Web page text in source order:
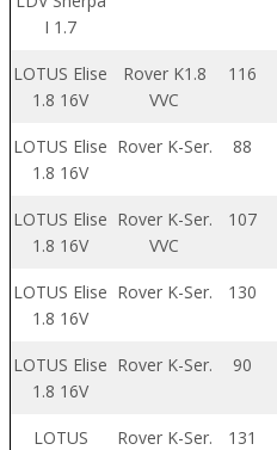
I 1.7
LOTUS Elise
1.8 16V
Rover K1.8
VVC
116
LOTUS Elise
1.8 16V
Rover K-Ser. 88
LOTUS Elise
1.8 16V
Rover K-Ser.
VVC
107
LOTUS Elise
1.8 16V
Rover K-Ser. 130
LOTUS Elise
1.8 16V
Rover K-Ser. 90
LOTUS
Rover K-Ser. 131